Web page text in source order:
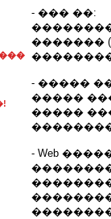
- ��� ��:
�������
- �����
�����
�����
- Web